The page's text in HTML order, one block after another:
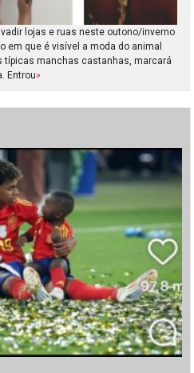
lojas e ruas neste outono/inverno
em que é visível a moda do animal
típicas manchas castanhas, marcará
Entrou»